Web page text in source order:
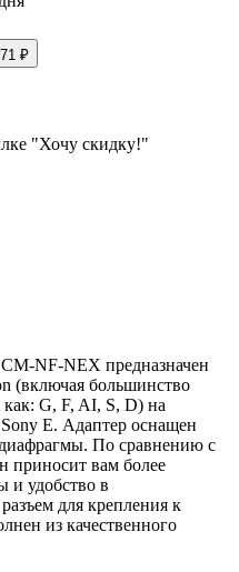
₽
"Хочу скидку!"
NF-NEX предназначен
(включая большинство
G, F, AI, S, D) на
E. Адаптер оснащен
По сравнению с
приносит вам более
и удобство в
для крепления к
из качественного